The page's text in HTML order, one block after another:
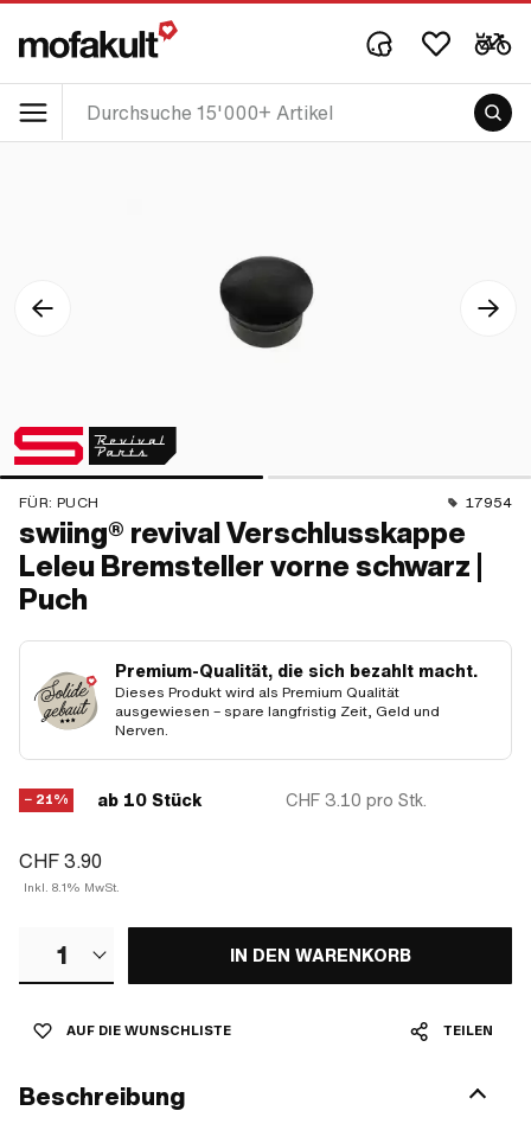
FÜR: PUCH 17954
swiing® revival Verschlusskappe
Leleu Bremsteller vorne schwarz |
Puch
Premium-Qualität, die sich bezahlt macht.
Dieses Produkt wird als Premium Qualität
ausgewiesen – spare langfristig Zeit, Geld und
Nerven.
− 21% ab 10 Stück CHF 3.10 pro Stk.
CHF 3.90
Inkl. 8.1% MwSt.
1 IN DEN WARENKORB
AUF DIE WUNSCHLISTE TEILEN
Beschreibung